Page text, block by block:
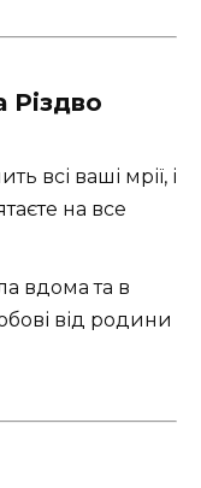
Різдво
всі ваші мрії, і
на все
вдома та в
від родини